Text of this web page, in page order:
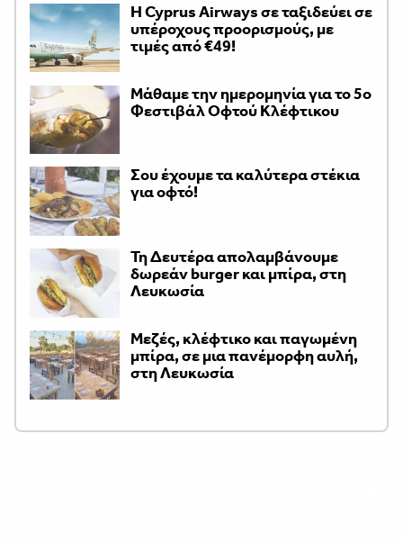
H Cyprus Airways σε ταξιδεύει σε
υπέροχους προορισμούς, με
τιμές από €49!
Μάθαμε την ημερομηνία για το 5ο
Φεστιβάλ Οφτού Κλέφτικου
Σου έχουμε τα καλύτερα στέκια
για οφτό!
Τη Δευτέρα απολαμβάνουμε
δωρεάν burger και μπίρα, στη
Λευκωσία
Μεζές, κλέφτικο και παγωμένη
μπίρα, σε μια πανέμορφη αυλή,
στη Λευκωσία